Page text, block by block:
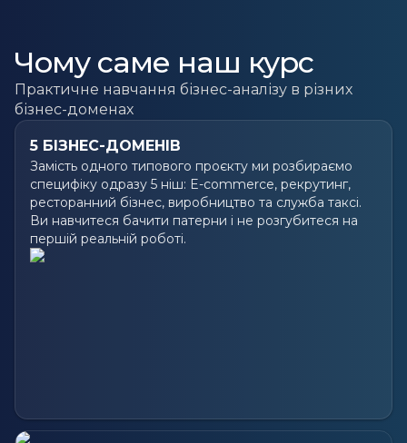
Чому саме наш курс
Практичне навчання бізнес-аналізу в різних
бізнес-доменах
5 БІЗНЕС-ДОМЕНІВ
Замість одного типового проєкту ми розбираємо
специфіку одразу 5 ніш: E-commerce, рекрутинг,
ресторанний бізнес, виробництво та служба таксі.
Ви навчитеся бачити патерни і не розгубитеся на
першій реальній роботі.